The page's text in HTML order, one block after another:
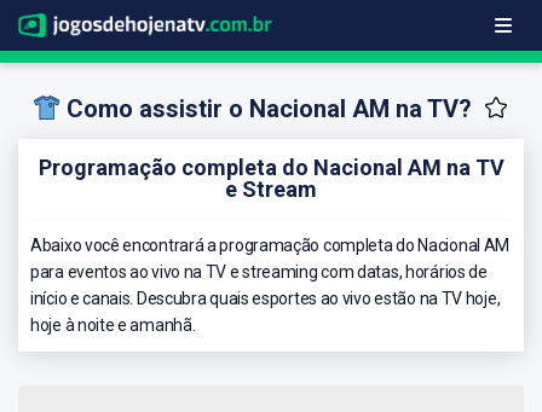
Como assistir o Nacional AM na TV?
Programação completa do Nacional AM na TV
e Stream
Abaixo você encontrará a programação completa do Nacional AM
para eventos ao vivo na TV e streaming com datas, horários de
início e canais. Descubra quais esportes ao vivo estão na TV hoje,
hoje à noite e amanhã.